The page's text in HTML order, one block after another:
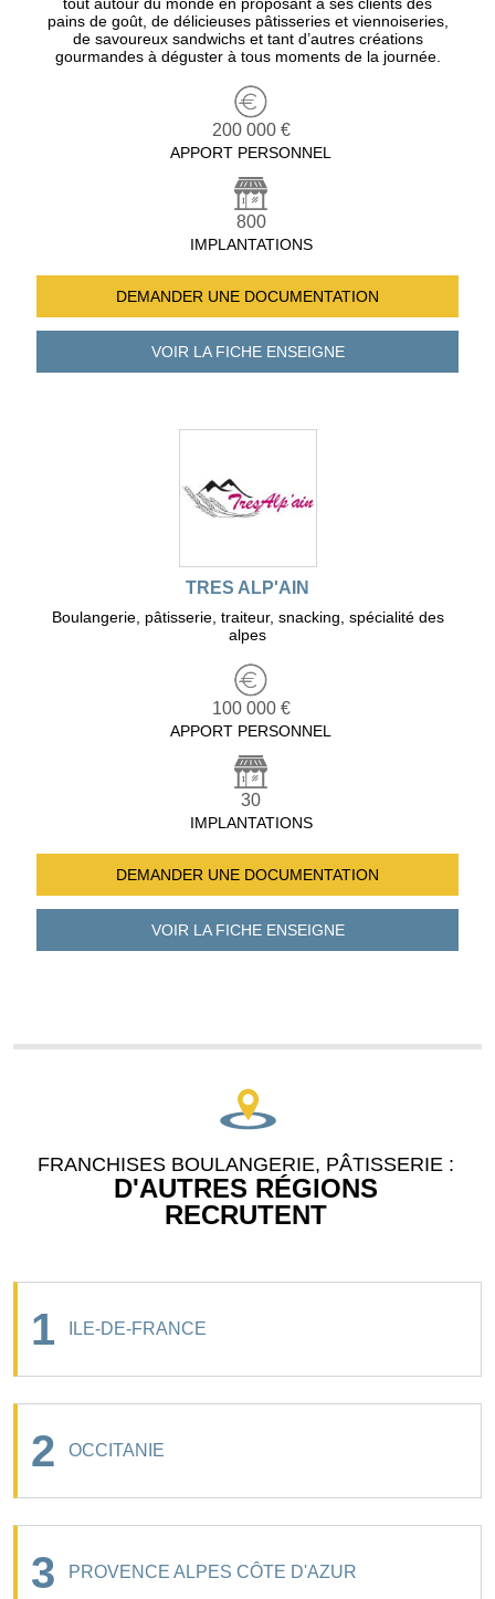
tout autour du monde en proposant à ses clients des
pains de goût, de délicieuses pâtisseries et viennoiseries,
de savoureux sandwichs et tant d’autres créations
gourmandes à déguster à tous moments de la journée.
200 000 €
APPORT PERSONNEL
800
IMPLANTATIONS
DEMANDER UNE DOCUMENTATION
VOIR LA FICHEENSEIGNE
TRES ALP'AIN
Boulangerie, pâtisserie, traiteur, snacking, spécialité des
alpes
100 000 €
APPORT PERSONNEL
30
IMPLANTATIONS
DEMANDER UNE DOCUMENTATION
VOIR LA FICHEENSEIGNE
FRANCHISES BOULANGERIE, PÂTISSERIE :
D'AUTRES RÉGIONS
RECRUTENT
1 ILE-DE-FRANCE
2 OCCITANIE
3 PROVENCE ALPES CÔTE D'AZUR